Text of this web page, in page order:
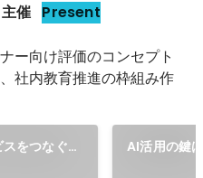
催 Present
ー向け評価のコンセプト
社内教育推進の枠組み作
をつなぐた
AI活用の鍵